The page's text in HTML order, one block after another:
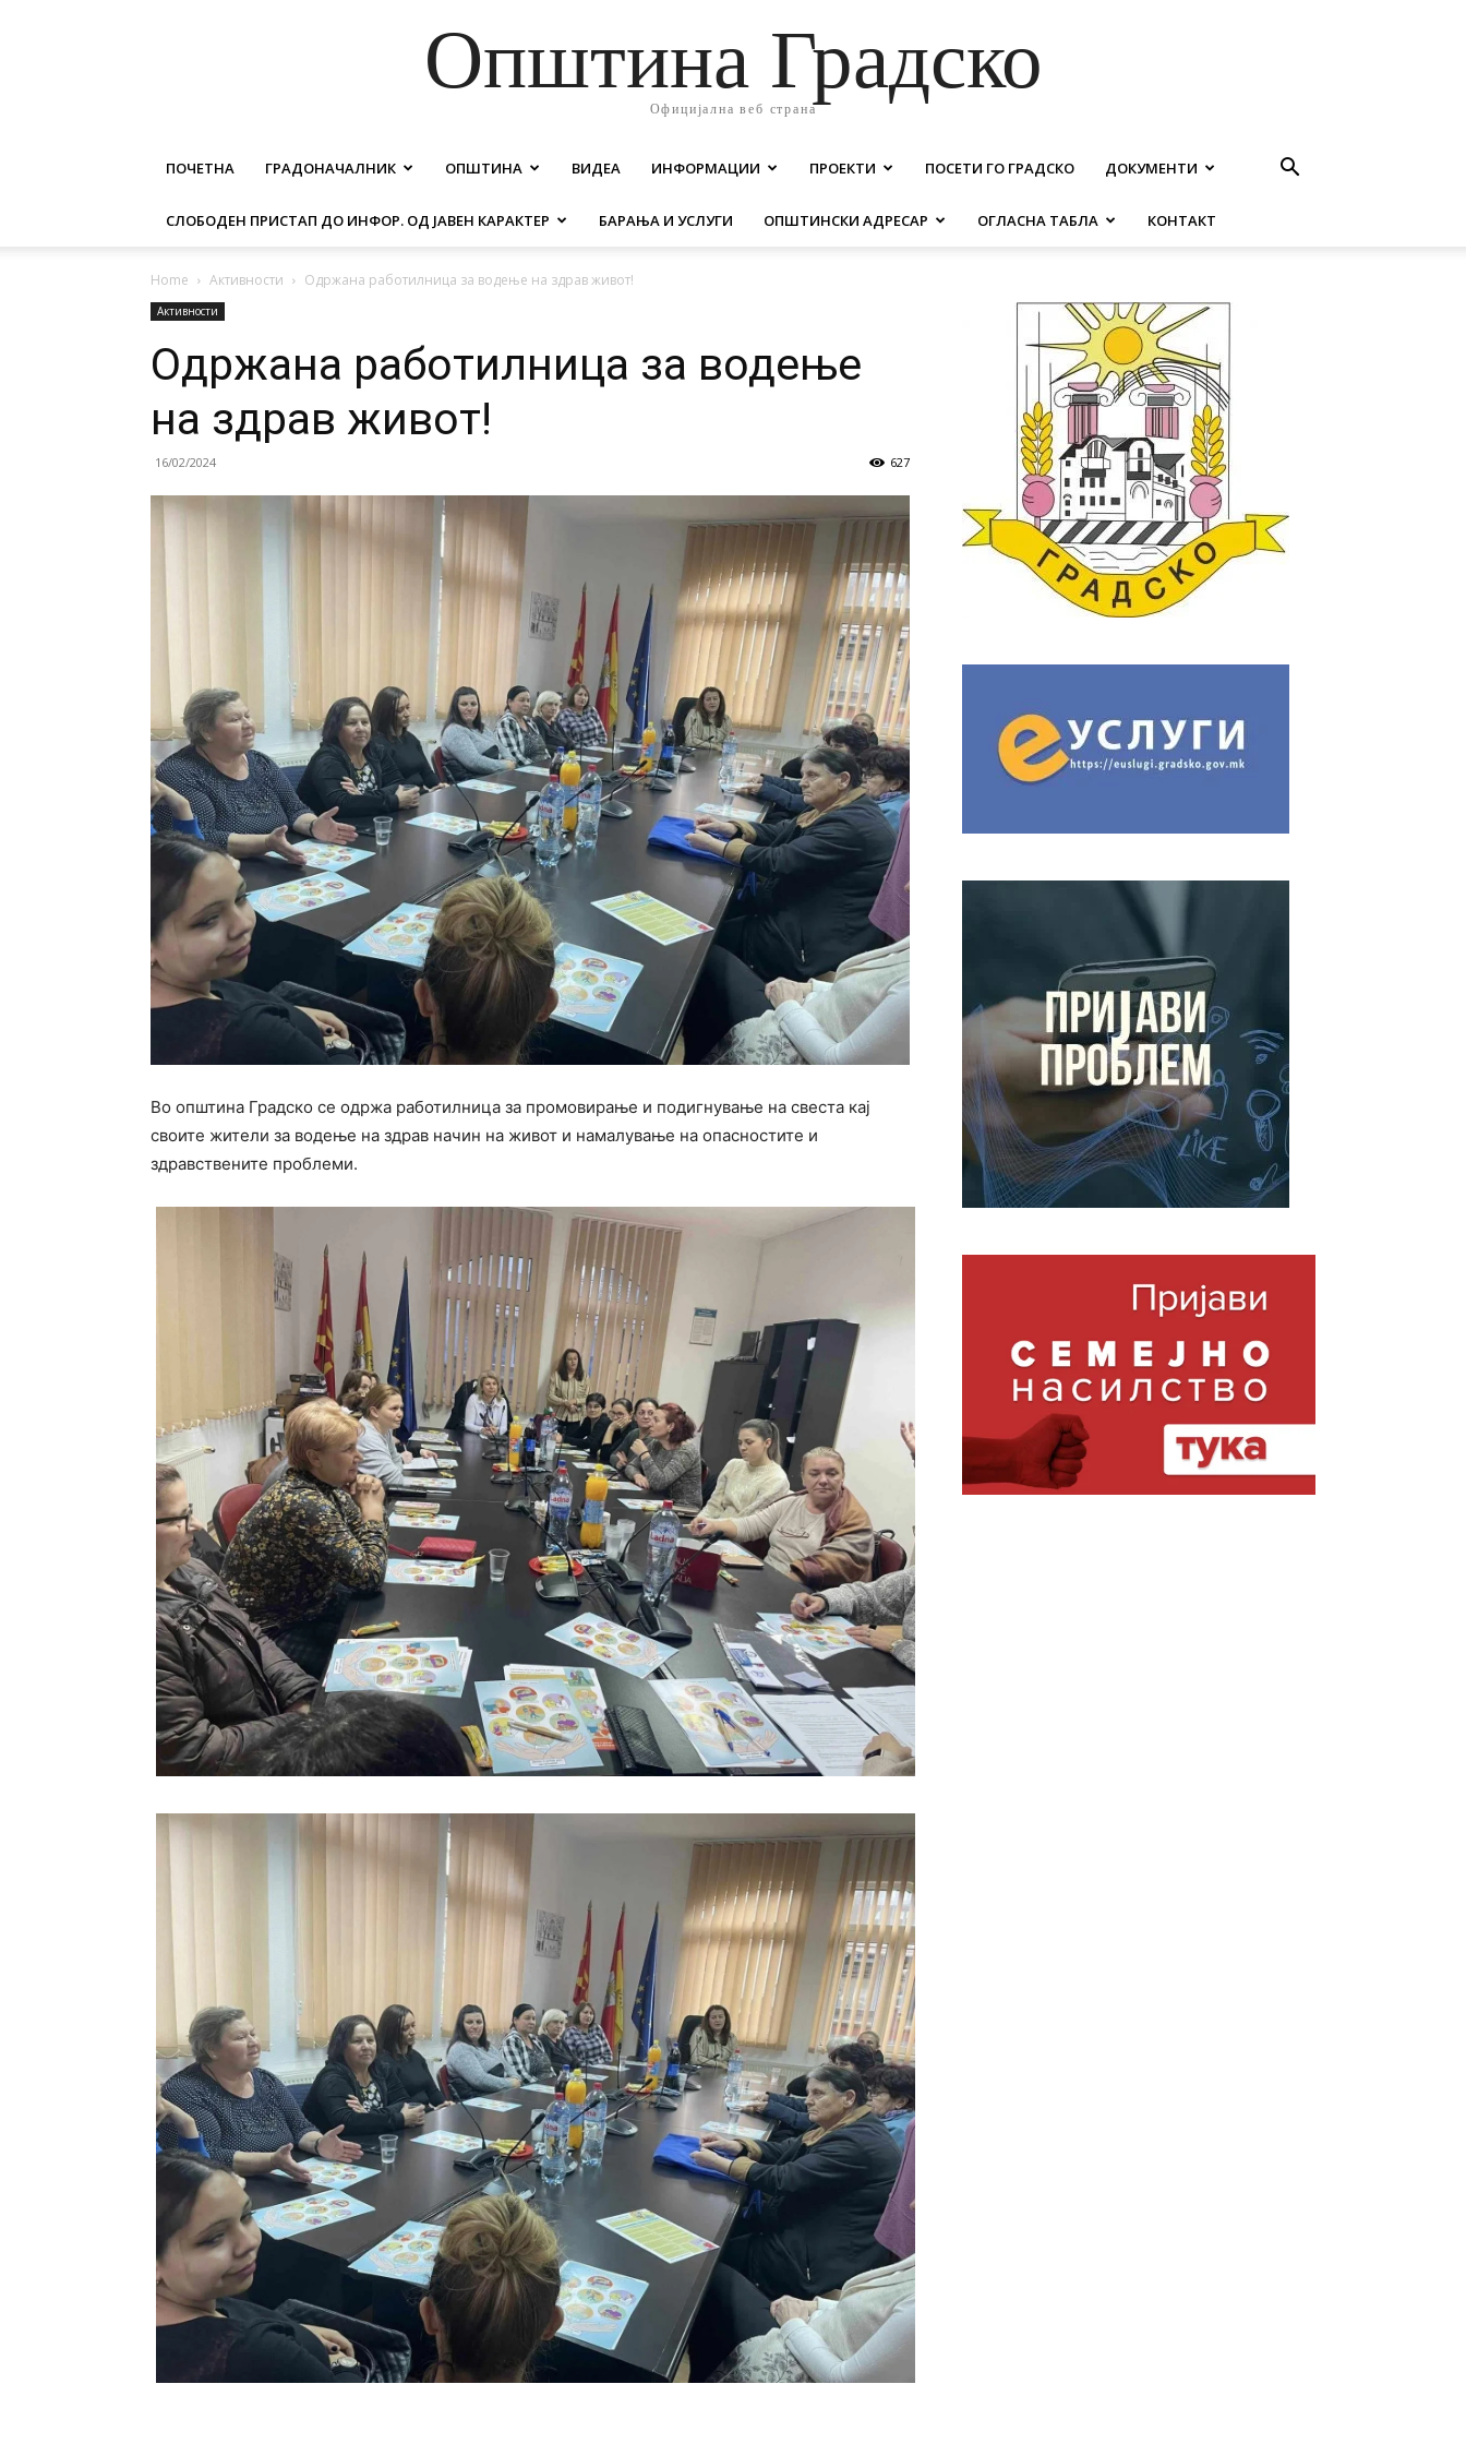
Општина Градско
Официјална веб страна
ПОЧЕТНА ГРАДОНАЧАЛНИК ОПШТИНА ВИДЕА ИНФОРМАЦИИ ПРОЕКТИ ПОСЕТИ ГО ГРАДСКО ДОКУМЕНТИ
СЛОБОДЕН ПРИСТАП ДО ИНФОР. ОД ЈАВЕН КАРАКТЕР БАРАЊА И УСЛУГИ ОПШТИНСКИ АДРЕСАР ОГЛАСНА ТАБЛА КОНТАКТ
Home Активности Одржана работилница за водење на здрав живот!
Активности
Одржана работилница за водење
на здрав живот!
16/02/2024 627
Во општина Градско се одржа работилница за промовирање и подигнување на свеста кај
своите жители за водење на здрав начин на живот и намалување на опасностите и
здравствените проблеми.